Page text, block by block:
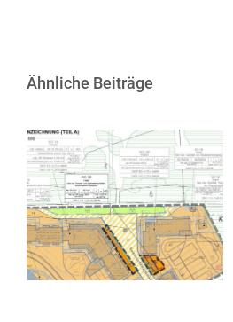
Ähnliche Beiträge
Satzungsbeschluss
zur 1. Änderung des
Bebauungsplans Nr. 3
in Heiligenhafen